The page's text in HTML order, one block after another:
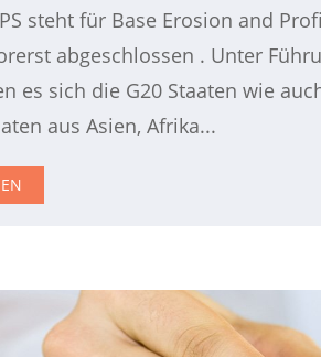
steht für Base Erosion and
abgeschlossen . Unter
es sich die G20 Staaten wie
aus Asien, Afrika...